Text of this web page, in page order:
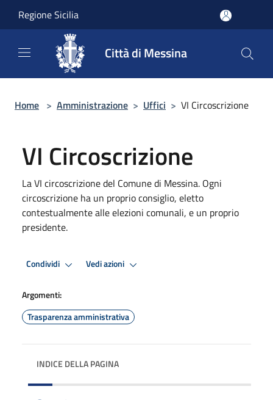
Regione Sicilia
Città di Messina
Home > Amministrazione > Uffici > VI Circoscrizione
VI Circoscrizione
La VI circoscrizione del Comune di Messina. Ogni
circoscrizione ha un proprio consiglio, eletto
contestualmente alle elezioni comunali, e un proprio
presidente.
Condividi Vedi azioni
Argomenti:
Trasparenza amministrativa
INDICE DELLA PAGINA